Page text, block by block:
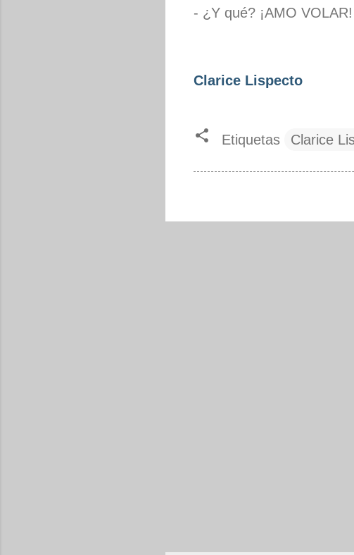
- ¿Y qué? ¡AMO VOLAR!
Clarice Lispecto
Etiquetas Clarice